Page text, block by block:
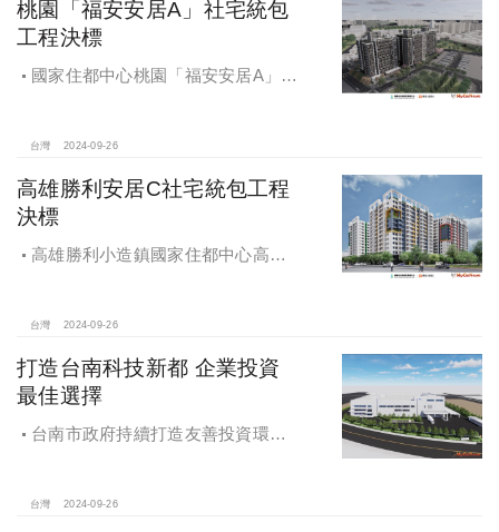
桃園「福安安居A」社宅統包
工程決標
國家住都中心桃園「福安安居A」社
台灣 2024-09-26
高雄勝利安居C社宅統包工程
決標
高雄勝利小造鎮國家住都中心高雄
台灣 2024-09-26
打造台南科技新都 企業投資
最佳選擇
台南市政府持續打造友善投資環
超過5萬個就業機會
台灣 2024-09-26